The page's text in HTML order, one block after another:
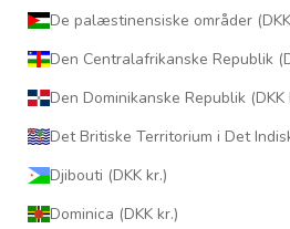
Djibouti (DKK kr.)
Dominica (DKK kr.)